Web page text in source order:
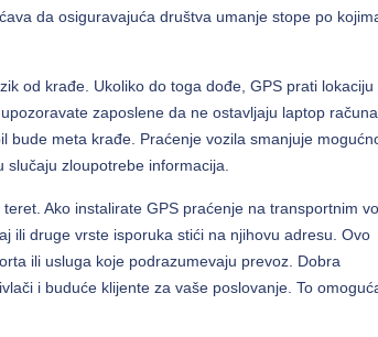
da osiguravajuća društva umanje stope po
od krađe. Ukoliko do toga dođe, GPS prati lokaciju
zaposlene da ne ostavljaju laptop
meta krađe. Praćenje vozila smanjuje
zloupotrebe informacija.
Ako instalirate GPS praćenje na transportnim
ili druge vrste isporuka stići na njihovu adresu. Ovo
ili usluga koje podrazumevaju prevoz. Dobra
i buduće klijente za vaše poslovanje. To